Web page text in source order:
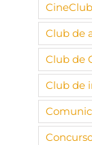
CineClub
Club de
Club de
Club de